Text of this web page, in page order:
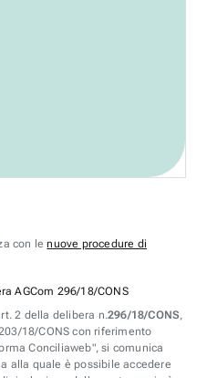
con lenuove procedure di
AGCom 296/18/CONS
2 della delibera n.296/18/CONS,
18/CONS con riferimento
Conciliaweb", si comunica
alla quale è possibile accedere